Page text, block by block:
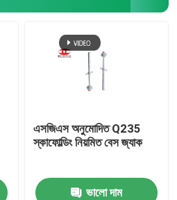
এসজিএস অনুমোদিত Q235
স্কাফোল্ডিং নিয়মিত বেস জ্যাক
ভালো দাম